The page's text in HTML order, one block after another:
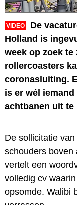
VIDEO
De
Holland is
week op zoek
rollercoasters
coronasluiting.
is er wél
achtbanen uit te
De sollicitatie
schouders boven
vertelt een
volledig cv
opsomde. Walibi